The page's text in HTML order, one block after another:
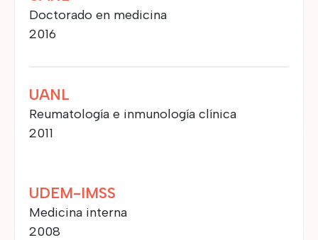
Doctorado en medicina
2016
UANL
Reumatología e inmunología clínica
2011
UDEM-IMSS
Medicina interna
2008